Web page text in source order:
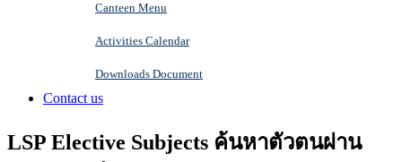
Canteen Menu
Activities Calendar
Downloads Document
Contact us
LSP Elective Subjects ค้นหาตัวตนผ่าน